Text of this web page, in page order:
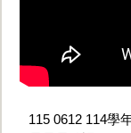
115 0612 114學